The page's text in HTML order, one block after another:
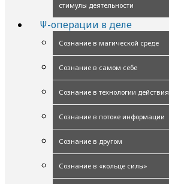
стимулы деятельности
Ψ-операции в деле
Сознание в магической среде
Сознание в самом себе
Сознание в технологии действия
Сознание в потоке информации
Сознание в другом
Сознание в «кольце силы»